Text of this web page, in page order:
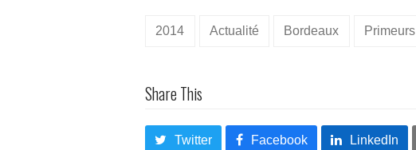
2014 Actualité Bordeaux Primeurs
Share This
Twitter Facebook LinkedIn